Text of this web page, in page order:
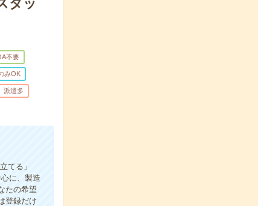
タッ
不要
みOK
派遣多
てる」
に、製造
たの希望
登録だけ